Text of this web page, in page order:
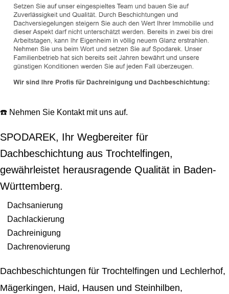
☎️ Nehmen Sie Kontakt mit uns auf.
SPODAREK, Ihr Wegbereiter für
Dachbeschichtung aus Trochtelfingen,
gewährleistet herausragende Qualität in Baden-
Württemberg.
Dachsanierung
Dachlackierung
Dachreinigung
Dachrenovierung
Dachbeschichtungen für Trochtelfingen und Lechlerhof,
Mägerkingen, Haid, Hausen und Steinhilben,